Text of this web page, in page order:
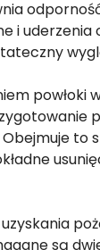
i uderzenia
powłoki
to
są